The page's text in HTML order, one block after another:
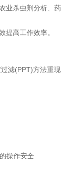
业杀虫剂分析、药
提高工作效率。
滤(PPT)方法重现
操作安全